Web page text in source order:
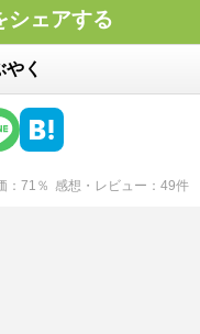
シェアする
く
71 ％ 感想・レビュー 49件